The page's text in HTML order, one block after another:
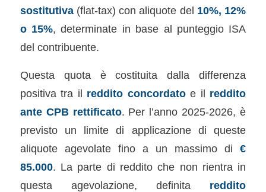
sostitutiva(flat-tax) con aliquote del 10%, 12%
o 15%, determinate in base al punteggio ISA
del contribuente.
Questa quota è costituita dalla differenza
positiva tra il reddito concordatoe il reddito
ante CPB rettificato. Per l’anno 2025-2026, è
previsto un limite di applicazione di queste
aliquote agevolate fino a un massimo di€
85.000. La parte di reddito che non rientra in
questa agevolazione, definita reddito